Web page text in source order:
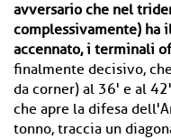
avversario che nel
complessivamente) ha
accennato, i terminali
finalmente decisivo,
da corner) al 36' e al
che apre la difesa
tonno, traccia un